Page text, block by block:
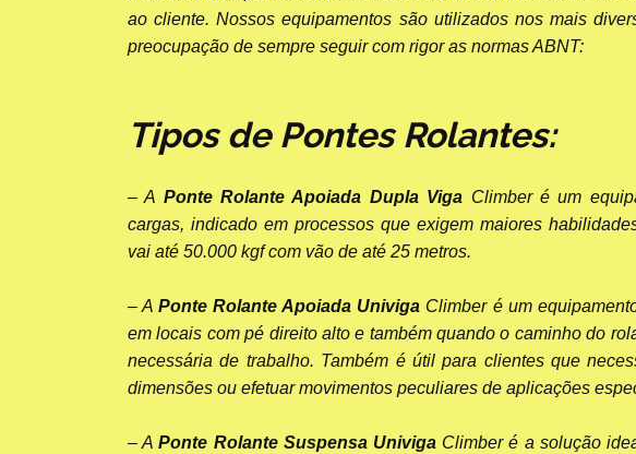
ao cliente. Nossos equipamentos são utilizados nos mais
preocupação de sempre seguir com rigor as normas ABNT:
Tipos de Pontes Rolantes:
– A Ponte Rolante Apoiada Dupla Viga Climber é um
cargas, indicado em processos que exigem maiores
vai até 50.000 kgf com vão de até 25 metros.
– APonte Rolante Apoiada Univiga Climber é um
em locais com pé direito alto e também quando o caminho do
necessária de trabalho. Também é útil para clientes que
dimensões ou efetuar movimentos peculiares de aplicações
– APonte Rolante Suspensa UnivigaClimber é a solução